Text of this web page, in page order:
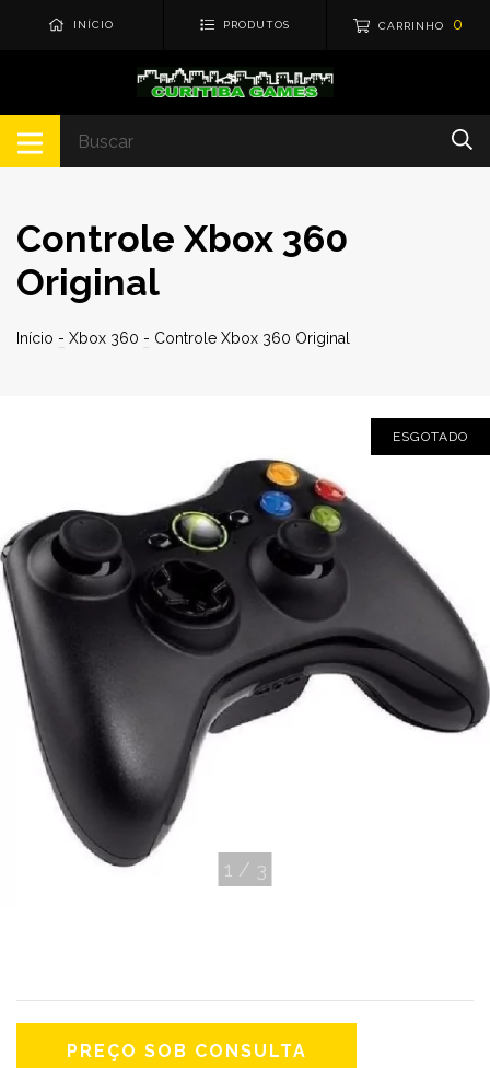
INÍCIO PRODUTOS CARRINHO 0
Controle Xbox 360
Original
Início - Xbox 360 - Controle Xbox 360 Original
ESGOTADO
1 / 3